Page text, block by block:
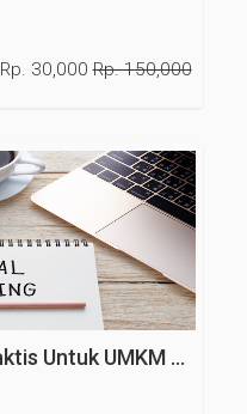
Rp. 30,000Rp. 150,000
25 Jurus Pemasaran Praktis Untuk UMKM - Bagian III